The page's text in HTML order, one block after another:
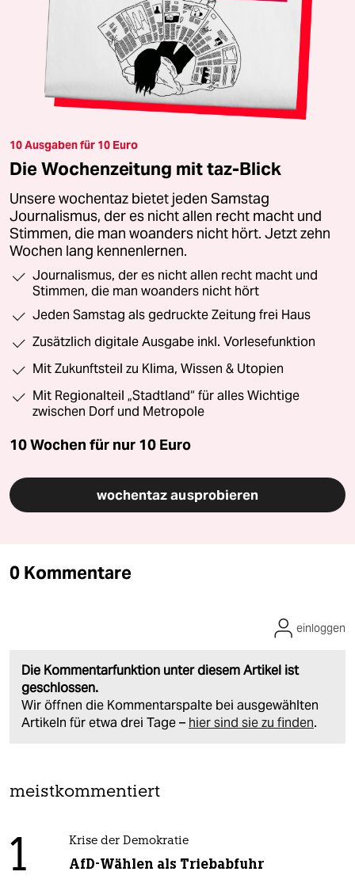
10 Ausgaben für 10 Euro
Die Wochenzeitung mit taz-Blick
Unsere wochentaz bietet jeden Samstag
Journalismus, der es nicht allen recht macht und
Stimmen, die man woanders nicht hört. Jetzt zehn
Wochen lang kennenlernen.
Journalismus, der es nicht allen recht macht und
Stimmen, die man woanders nicht hört
Jeden Samstag als gedruckte Zeitung frei Haus
Zusätzlich digitale Ausgabe inkl. Vorlesefunktion
Mit Zukunftsteil zu Klima, Wissen & Utopien
Mit Regionalteil „Stadtland“ für alles Wichtige
zwischen Dorf und Metropole
10 Wochen für nur 10 Euro
wochentaz ausprobieren
0 Kommentare
Die Kommentarfunktion unter diesem Artikel ist
geschlossen.
Wir öffnen die Kommentarspalte bei ausgewählten
Artikeln für etwa drei Tage – hier sind sie zu finden.
einloggen
meistkommentiert
1 Krise der Demokratie
AfD-Wählen als Triebabfuhr